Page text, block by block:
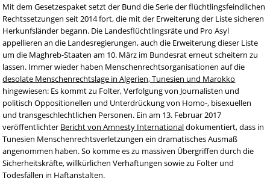
Mit dem Gesetzespaket setzt der Bund die Serie der flüchtlingsfeindlichen
Rechtssetzungen seit 2014 fort, die mit der Erweiterung der Liste sicheren
Herkunfsländer begann. Die Landesflüchtlingsräte und Pro Asyl
appellieren an die Landesregierungen, auch die Erweiterung dieser Liste
um die Maghreb-Staaten am 10. März im Bundesrat erneut scheitern zu
lassen. Immer wieder haben Menschenrechtsorganisationen auf die
desolate Menschenrechtslage in Algerien, Tunesien und Marokko
hingewiesen: Es kommt zu Folter, Verfolgung von Journalisten und
politisch Oppositionellen und Unterdrückung von Homo-, bisexuellen
und transgeschlechtlichen Personen. Ein am 13. Februar 2017
veröffentlichter Bericht von Amnesty Internationaldokumentiert, dass in
Tunesien Menschenrechtsverletzungen ein dramatisches Ausmaß
angenommen haben. So komme es zu massiven Übergriffen durch die
Sicherheitskräfte, willkürlichen Verhaftungen sowie zu Folter und
Todesfällen in Haftanstalten.